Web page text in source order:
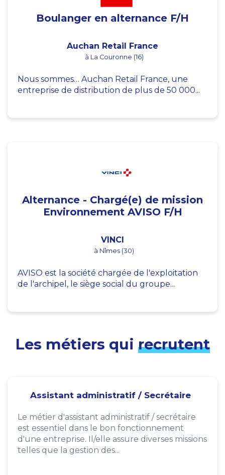
Boulanger en alternance F/H
Auchan Retail France
à La Couronne (16)
Nous sommes… Auchan Retail France, une
entreprise de distribution de plus de 50 000...
Alternance - Chargé(e) de mission
Environnement AVISO F/H
VINCI
à Nîmes (30)
AVISO est la société chargée de l'exploitation
de l'archipel, le siège social du groupe...
Les métiers qui recrutent
Assistant administratif / Secrétaire
Le métier d'assistant administratif / secrétaire
est essentiel dans le bon fonctionnement
d'une entreprise. Il/elle assure diverses missions
telles que la gestion des...